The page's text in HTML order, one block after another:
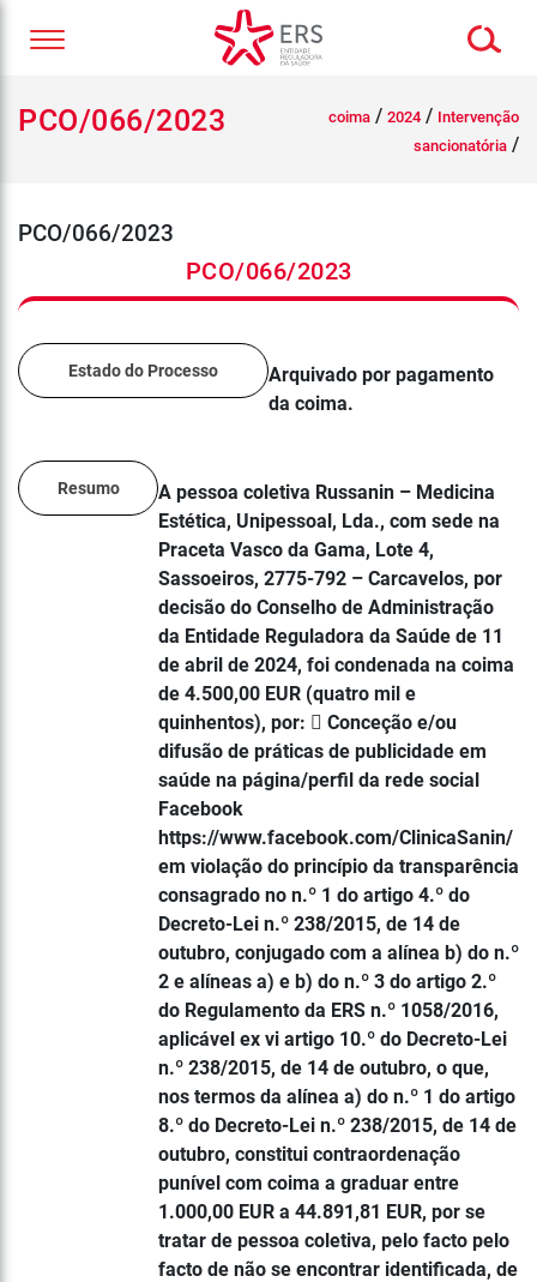
PCO/066/2023 coima / 2024 / Intervenção
sancionatória /
PCO/066/2023
PCO/066/2023
Estado do Processo
Arquivado por pagamento
da coima.
Resumo
A pessoa coletiva Russanin – Medicina
Estética, Unipessoal, Lda., com sede na
Praceta Vasco da Gama, Lote 4,
Sassoeiros, 2775-792 – Carcavelos, por
decisão do Conselho de Administração
da Entidade Reguladora da Saúde de 11
de abril de 2024, foi condenada na coima
de 4.500,00 EUR (quatro mil e
quinhentos), por:  Conceção e/ou
difusão de práticas de publicidade em
saúde na página/perfil da rede social
Facebook
https://www.facebook.com/ClinicaSanin/
em violação do princípio da transparência
consagrado no n.º 1 do artigo 4.º do
Decreto-Lei n.º 238/2015, de 14 de
outubro, conjugado com a alínea b) do n.º
2 e alíneas a) e b) do n.º 3 do artigo 2.º
do Regulamento da ERS n.º 1058/2016,
aplicável ex vi artigo 10.º do Decreto-Lei
n.º 238/2015, de 14 de outubro, o que,
nos termos da alínea a) do n.º 1 do artigo
8.º do Decreto-Lei n.º 238/2015, de 14 de
outubro, constitui contraordenação
punível com coima a graduar entre
1.000,00 EUR a 44.891,81 EUR, por se
tratar de pessoa coletiva, pelo facto pelo
facto de não se encontrar identificada, de